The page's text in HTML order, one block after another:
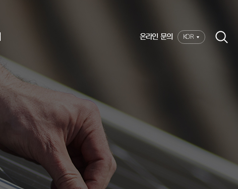
온라인 문의 KOR